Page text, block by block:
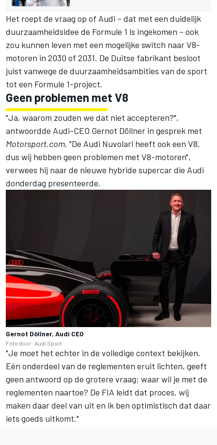
Het roept de vraag op of Audi – dat met een duidelijk
duurzaamheidsidee de Formule 1 is ingekomen – ook
zou kunnen leven met een mogelijke switch naar V8-
motoren in 2030 of 2031. De Duitse fabrikant besloot
juist vanwege de duurzaamheidsambities van de sport
tot een Formule 1-project.
Geen problemen met V8
"Ja, waarom zouden we dat niet accepteren?",
antwoordde Audi-CEO Gernot Döllner in gesprek met
Motorsport.com. "De Audi Nuvolari heeft ook een V8,
dus wij hebben geen problemen met V8-motoren",
verwees hij naar de nieuwe hybride supercar die Audi
donderdag presenteerde.
Gernot Döllner, Audi CEO
Foto door: Audi Sport
"Je moet het echter in de volledige context bekijken.
Eén onderdeel van de reglementen eruit lichten, geeft
geen antwoord op de grotere vraag: waar wil je met de
reglementen naartoe? De FIA leidt dat proces, wij
maken daar deel van uit en ik ben optimistisch dat daar
iets goeds uitkomt."